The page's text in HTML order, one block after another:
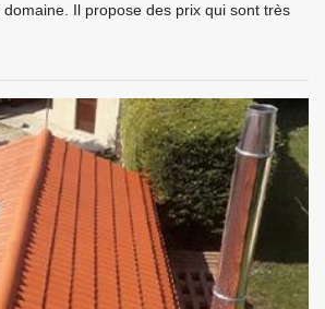
Il propose des prix qui sont très